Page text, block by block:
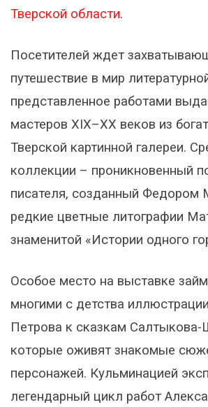
Тверской области.
Посетителей ждет
путешествие в мир
представленное работами
мастеров XIX–XX веков из
Тверской картинной галереи.
коллекции – проникновенный
писателя, созданный Федором
редкие цветные литографии
знаменитой «Истории одного
Особое место на выставке
многими с детства
Петрова к сказкам
которые оживят знакомые
персонажей. Кульминацией
легендарный цикл работ